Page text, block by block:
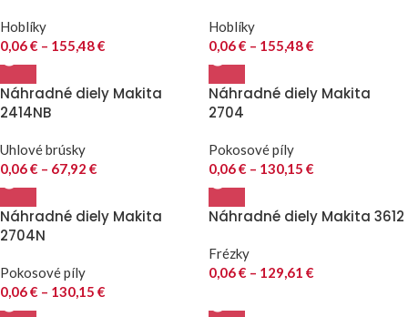
Hoblíky
0,06€ – 155,48€
Hoblíky
0,06€ – 155,48€
Náhradné diely Makita
2414NB
Uhlové brúsky
0,06€ – 67,92 €
Náhradné diely Makita
2704
Pokosové píly
0,06€ – 130,15 €
Náhradné diely Makita
2704N
Pokosové píly
0,06€ – 130,15 €
Náhradné diely Makita 3612
Frézky
0,06€ – 129,61 €